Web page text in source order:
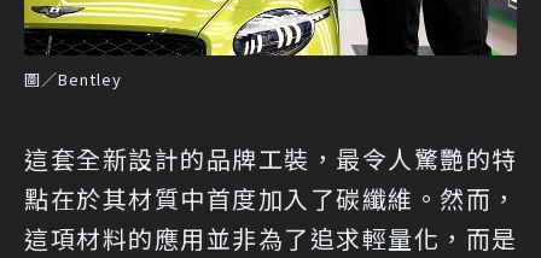
圖／Bentley
這套全新設計的品牌工裝，最令人驚艷的特
點在於其材質中首度加入了碳纖維。然而，
這項材料的應用並非為了追求輕量化，而是